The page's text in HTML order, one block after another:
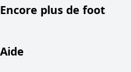
Encore plus de foot
Aide